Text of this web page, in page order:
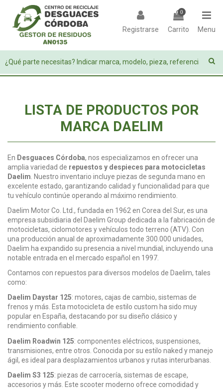
Registrarse
0
Carrito Menu
LISTA DE PRODUCTOS POR
MARCA DAELIM
En Desguaces Córdoba, nos especializamos en ofrecer una
amplia variedad de repuestos y despieces para motocicletas
Daelim . Nuestro inventario incluye piezas de segunda mano en
excelente estado, garantizando calidad y funcionalidad para que
tu vehículo continúe operando al máximo rendimiento.
Daelim Motor Co. Ltd., fundada en 1962 en Corea del Sur, es una
empresa subsidiaria del Daelim Group dedicada a la fabricación de
motocicletas, ciclomotores y vehículos todo terreno (ATV). Con
una producción anual de aproximadamente 300.000 unidades,
Daelim ha expandido su presencia a nivel mundial, incluyendo una
notable entrada en el mercado español en 1997.
Contamos con repuestos para diversos modelos de Daelim, tales
como:
Daelim Daystar 125: motores, cajas de cambio, sistemas de
frenos y más. Esta motocicleta de estilo custom ha sido muy
popular en España, destacando por su diseño clásico y
rendimiento confiable.
Daelim Roadwin 125: componentes eléctricos, suspensiones,
transmisiones, entre otros. Conocida por su estilo naked y manejo
ágil, es ideal para desplazamientos urbanos y rutas interurbanas.
Daelim S3 125: piezas de carrocería, sistemas de escape,
accesorios y más. Este scooter moderno ofrece comodidad y